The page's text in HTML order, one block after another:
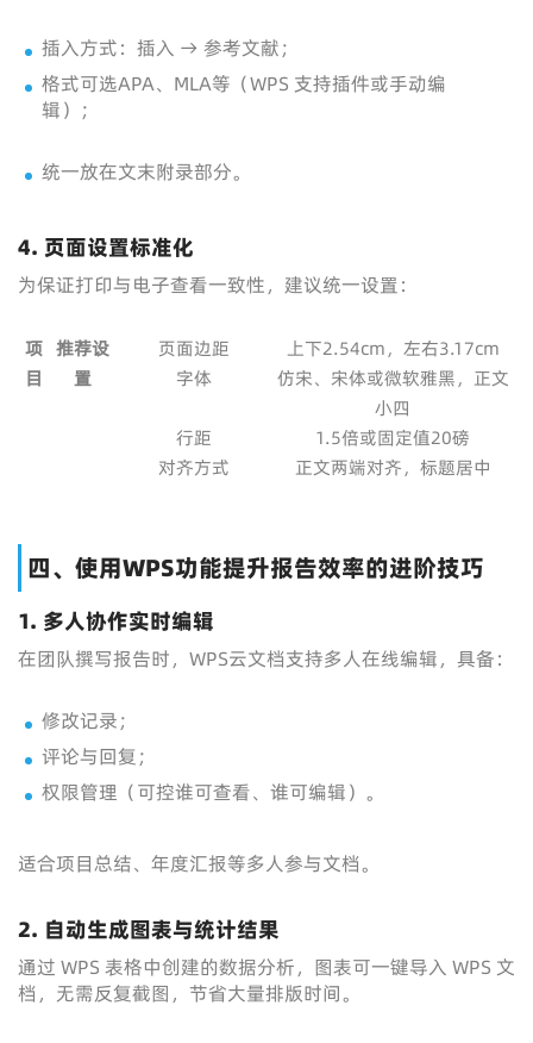
插入方式：插入 → 参考文献；
格式可选APA、MLA等（WPS 支持插件或手动编
辑）；
统一放在文末附录部分。
4. 页面设置标准化
为保证打印与电子查看一致性，建议统一设置：
项
目
推荐设
置
页面边距
上下2.54cm，左右3.17cm
字体
仿宋、宋体或微软雅黑，正文
小四
行距
1.5倍或固定值20磅
对齐方式
正文两端对齐，标题居中
四、使用WPS功能提升报告效率的进阶技巧
1. 多人协作实时编辑
在团队撰写报告时，WPS云文档支持多人在线编辑，具备：
修改记录；
评论与回复；
权限管理（可控谁可查看、谁可编辑）。
适合项目总结、年度汇报等多人参与文档。
2. 自动生成图表与统计结果
通过 WPS 表格中创建的数据分析，图表可一键导入 WPS 文
档，无需反复截图，节省大量排版时间。